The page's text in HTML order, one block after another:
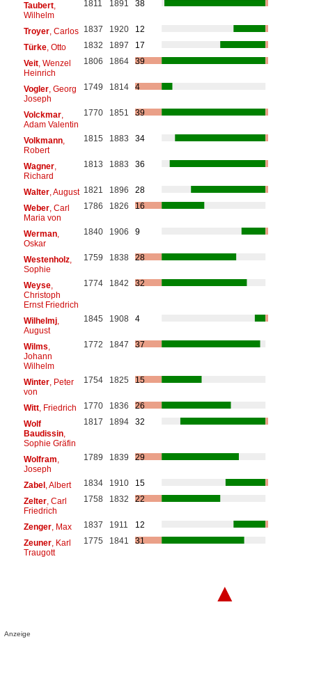
Taubert,
Wilhelm
1811 1891 38
Troyer, Carlos 1837 1920
12
Türke, Otto 1832 1897
17
Veit, Wenzel
Heinrich
1806 1864 39
Vogler, Georg
Joseph
1749 1814 4
Volckmar,
Adam Valentin
1770 1851 39
Volkmann,
Robert
1815 1883 34
Wagner,
Richard
1813 1883 36
Walter, August 1821 1896
28
Weber, Carl
Maria von
1786 1826 16
Werman,
Oskar
1840 1906 9
Westenholz,
Sophie
1759 1838 28
Weyse,
Christoph
Ernst Friedrich
1774 1842 32
Wilhelmj,
August
1845 1908 4
Wilms
Johann
Wilhelm
1772 1847 37
Winter, Peter
von
1754 1825 15
Witt, Friedrich 1770 1836
26
Wolf
Baudissin,
Sophie Gräfin
1817 1894 32
Wolfram
Joseph
1789 1839 29
Zabel, Albert 1834 1910
15
Zelter, Carl
Friedrich
1758 1832 22
Zenger, Max 1837 1911
12
Zeuner, Karl
Traugott
1775 1841 31
▲
Anzeige